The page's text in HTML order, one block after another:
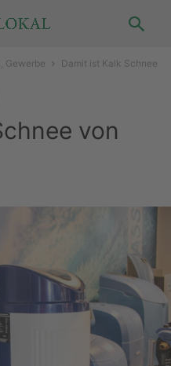
Gewerbe
Damit ist Kalk Schnee
von